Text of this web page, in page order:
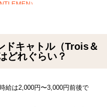
）
ドキャトル（Trois＆
どれぐらい？
給は2,000円〜3,000円前後で